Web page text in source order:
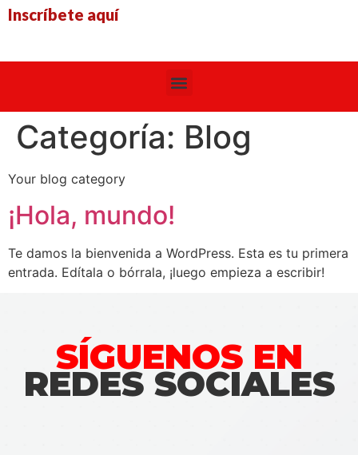
Inscríbete aquí
Categoría: Blog
Your blog category
¡Hola, mundo!
Te damos la bienvenida a WordPress. Esta es tu primera
entrada. Edítala o bórrala, ¡luego empieza a escribir!
SÍGUENOS EN
REDES SOCIALES